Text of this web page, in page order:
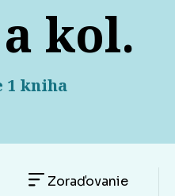
kol.
1 kniha
Zoraďovanie